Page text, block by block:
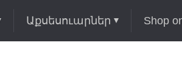
Աքսեսուարներ Shop